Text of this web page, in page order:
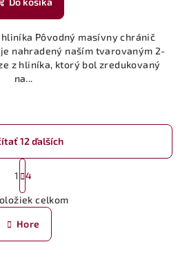
Pôvodný masívny chránič
nahradený naším tvarovaným 2-
z hliníka, ktorý bol zredukovaný
na...
O
v
l
á
12 ďalších
S
t
r
á
n
k
o
1 4
celkom
Hore